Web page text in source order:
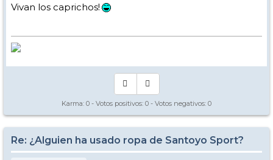
Vivan los caprichos!
Karma: 0 - Votos positivos: 0 - Votos negativos: 0
Re: ¿Alguien ha usado ropa de Santoyo Sport?